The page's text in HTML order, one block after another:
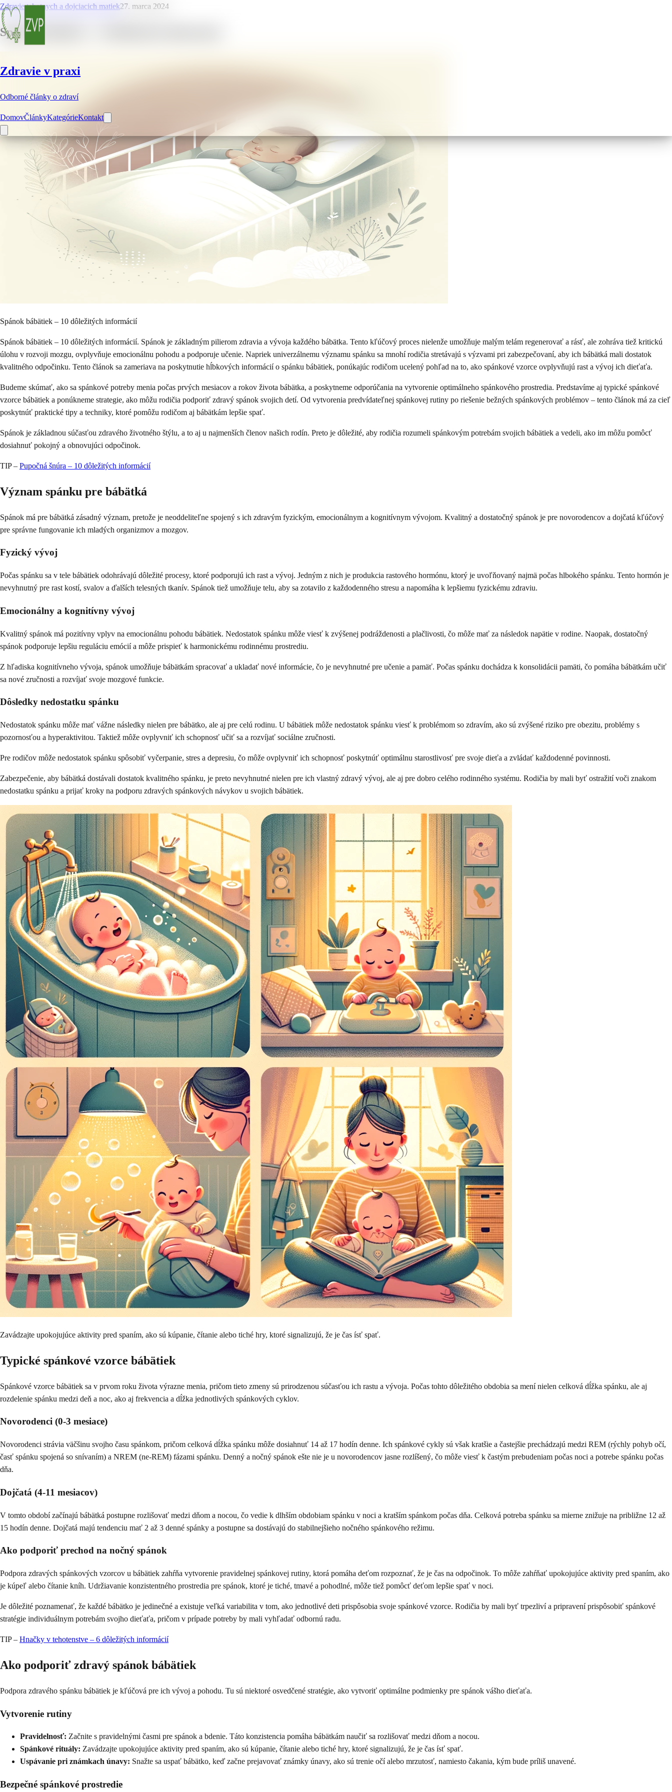
Zdravie v praxi
Odborné články o zdraví
DomovČlánkyKategórieKontakt
Zdravie tehotnych a dojciacich matiek27. marca 2024
Spánok bábätiek – 10 dôležitých informácií
Spánok bábätiek – 10 dôležitých informácií
Spánok bábätiek – 10 dôležitých informácií. Spánok je základným pilierom zdravia a vývoja každého bábätka. Tento kľúčový proces nielenže umožňuje malým telám regenerovať a rásť, ale zohráva tiež kritickú
úlohu v rozvoji mozgu, ovplyvňuje emocionálnu pohodu a podporuje učenie. Napriek univerzálnemu významu spánku sa mnohí rodičia stretávajú s výzvami pri zabezpečovaní, aby ich bábätká mali dostatok
kvalitného odpočinku. Tento článok sa zameriava na poskytnutie hĺbkových informácií o spánku bábätiek, ponúkajúc rodičom ucelený pohľad na to, ako spánkové vzorce ovplyvňujú rast a vývoj ich dieťaťa.
Budeme skúmať, ako sa spánkové potreby menia počas prvých mesiacov a rokov života bábätka, a poskytneme odporúčania na vytvorenie optimálneho spánkového prostredia. Predstavíme aj typické spánkové
vzorce bábätiek a ponúkneme strategie, ako môžu rodičia podporiť zdravý spánok svojich detí. Od vytvorenia predvídateľnej spánkovej rutiny po riešenie bežných spánkových problémov – tento článok má za cieľ
poskytnúť praktické tipy a techniky, ktoré pomôžu rodičom aj bábätkám lepšie spať.
Spánok je základnou súčasťou zdravého životného štýlu, a to aj u najmenších členov našich rodín. Preto je dôležité, aby rodičia rozumeli spánkovým potrebám svojich bábätiek a vedeli, ako im môžu pomôcť
dosiahnuť pokojný a obnovujúci odpočinok.
TIP – Pupočná šnúra – 10 dôležitých informácií
Význam spánku pre bábätká
Spánok má pre bábätká zásadný význam, pretože je neoddeliteľne spojený s ich zdravým fyzickým, emocionálnym a kognitívnym vývojom. Kvalitný a dostatočný spánok je pre novorodencov a dojčatá kľúčový
pre správne fungovanie ich mladých organizmov a mozgov.
Fyzický vývoj
Počas spánku sa v tele bábätiek odohrávajú dôležité procesy, ktoré podporujú ich rast a vývoj. Jedným z nich je produkcia rastového hormónu, ktorý je uvoľňovaný najmä počas hlbokého spánku. Tento hormón je
nevyhnutný pre rast kostí, svalov a ďalších telesných tkanív. Spánok tiež umožňuje telu, aby sa zotavilo z každodenného stresu a napomáha k lepšiemu fyzickému zdraviu.
Emocionálny a kognitívny vývoj
Kvalitný spánok má pozitívny vplyv na emocionálnu pohodu bábätiek. Nedostatok spánku môže viesť k zvýšenej podráždenosti a plačlivosti, čo môže mať za následok napätie v rodine. Naopak, dostatočný
spánok podporuje lepšiu reguláciu emócií a môže prispieť k harmonickému rodinnému prostrediu.
Z hľadiska kognitívneho vývoja, spánok umožňuje bábätkám spracovať a ukladať nové informácie, čo je nevyhnutné pre učenie a pamäť. Počas spánku dochádza k konsolidácii pamäti, čo pomáha bábätkám učiť
sa nové zručnosti a rozvíjať svoje mozgové funkcie.
Dôsledky nedostatku spánku
Nedostatok spánku môže mať vážne následky nielen pre bábätko, ale aj pre celú rodinu. U bábätiek môže nedostatok spánku viesť k problémom so zdravím, ako sú zvýšené riziko pre obezitu, problémy s
pozornosťou a hyperaktivitou. Taktiež môže ovplyvniť ich schopnosť učiť sa a rozvíjať sociálne zručnosti.
Pre rodičov môže nedostatok spánku spôsobiť vyčerpanie, stres a depresiu, čo môže ovplyvniť ich schopnosť poskytnúť optimálnu starostlivosť pre svoje dieťa a zvládať každodenné povinnosti.
Zabezpečenie, aby bábätká dostávali dostatok kvalitného spánku, je preto nevyhnutné nielen pre ich vlastný zdravý vývoj, ale aj pre dobro celého rodinného systému. Rodičia by mali byť ostražití voči znakom
nedostatku spánku a prijať kroky na podporu zdravých spánkových návykov u svojich bábätiek.
Zavádzajte upokojujúce aktivity pred spaním, ako sú kúpanie, čítanie alebo tiché hry, ktoré signalizujú, že je čas ísť spať.
Typické spánkové vzorce bábätiek
Spánkové vzorce bábätiek sa v prvom roku života výrazne menia, pričom tieto zmeny sú prirodzenou súčasťou ich rastu a vývoja. Počas tohto dôležitého obdobia sa mení nielen celková dĺžka spánku, ale aj
rozdelenie spánku medzi deň a noc, ako aj frekvencia a dĺžka jednotlivých spánkových cyklov.
Novorodenci (0-3 mesiace)
Novorodenci strávia väčšinu svojho času spánkom, pričom celková dĺžka spánku môže dosiahnuť 14 až 17 hodín denne. Ich spánkové cykly sú však kratšie a častejšie prechádzajú medzi REM (rýchly pohyb očí,
časť spánku spojená so snívaním) a NREM (ne-REM) fázami spánku. Denný a nočný spánok ešte nie je u novorodencov jasne rozlíšený, čo môže viesť k častým prebudeniam počas noci a potrebe spánku počas
dňa.
Dojčatá (4-11 mesiacov)
V tomto období začínajú bábätká postupne rozlišovať medzi dňom a nocou, čo vedie k dlhším obdobiam spánku v noci a kratším spánkom počas dňa. Celková potreba spánku sa mierne znižuje na približne 12 až
15 hodín denne. Dojčatá majú tendenciu mať 2 až 3 denné spánky a postupne sa dostávajú do stabilnejšieho nočného spánkového režimu.
Ako podporiť prechod na nočný spánok
Podpora zdravých spánkových vzorcov u bábätiek zahŕňa vytvorenie pravidelnej spánkovej rutiny, ktorá pomáha deťom rozpoznať, že je čas na odpočinok. To môže zahŕňať upokojujúce aktivity pred spaním, ako
je kúpeľ alebo čítanie kníh. Udržiavanie konzistentného prostredia pre spánok, ktoré je tiché, tmavé a pohodlné, môže tiež pomôcť deťom lepšie spať v noci.
Je dôležité poznamenať, že každé bábätko je jedinečné a existuje veľká variabilita v tom, ako jednotlivé deti prispôsobia svoje spánkové vzorce. Rodičia by mali byť trpezliví a pripravení prispôsobiť spánkové
stratégie individuálnym potrebám svojho dieťaťa, pričom v prípade potreby by mali vyhľadať odbornú radu.
TIP – Hnačky v tehotenstve – 6 dôležitých informácií
Ako podporiť zdravý spánok bábätiek
Podpora zdravého spánku bábätiek je kľúčová pre ich vývoj a pohodu. Tu sú niektoré osvedčené stratégie, ako vytvoriť optimálne podmienky pre spánok vášho dieťaťa.
Vytvorenie rutiny
Pravidelnosť: Začnite s pravidelnými časmi pre spánok a bdenie. Táto konzistencia pomáha bábätkám naučiť sa rozlišovať medzi dňom a nocou.
Spánkové rituály: Zavádzajte upokojujúce aktivity pred spaním, ako sú kúpanie, čítanie alebo tiché hry, ktoré signalizujú, že je čas ísť spať.
Uspávanie pri známkach únavy: Snažte sa uspať bábätko, keď začne prejavovať známky únavy, ako sú trenie očí alebo mrzutosť, namiesto čakania, kým bude príliš unavené.
Bezpečné spánkové prostredie